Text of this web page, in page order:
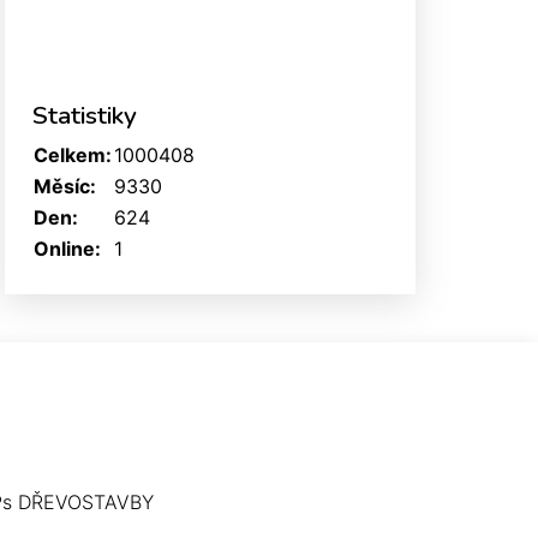
Statistiky
Online: 1
Celkem: 1000408
Měsíc:
9330
Den:
624
DŘEVOSTAVBY